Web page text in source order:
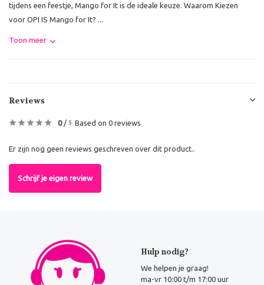
tijdens een feestje, Mango for It is de ideale keuze. Waarom Kiezen
voor OPI IS Mango for It? ...
Toon meer
Reviews
0/ 5 Based on 0 reviews
Er zijn nog geen reviews geschreven over dit product..
Schrijf je eigen review
Hulp nodig?
We helpen je graag!
ma-vr 10:00 t/m 17:00 uur